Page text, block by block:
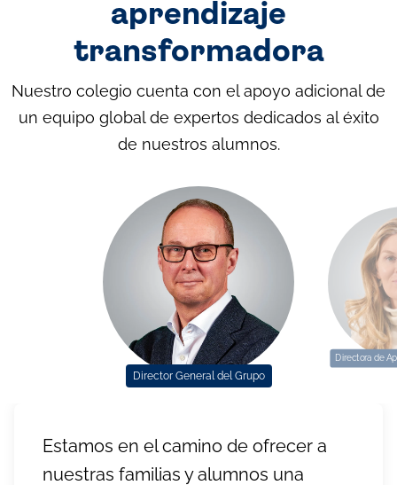
aprendizaje
transformadora
Nuestro colegio cuenta con el apoyo adicional de
un equipo global de expertos dedicados al éxito
de nuestros alumnos.
Director General del Grupo
Directora de
Estamos en el camino de ofrecer a
nuestras familias y alumnos una